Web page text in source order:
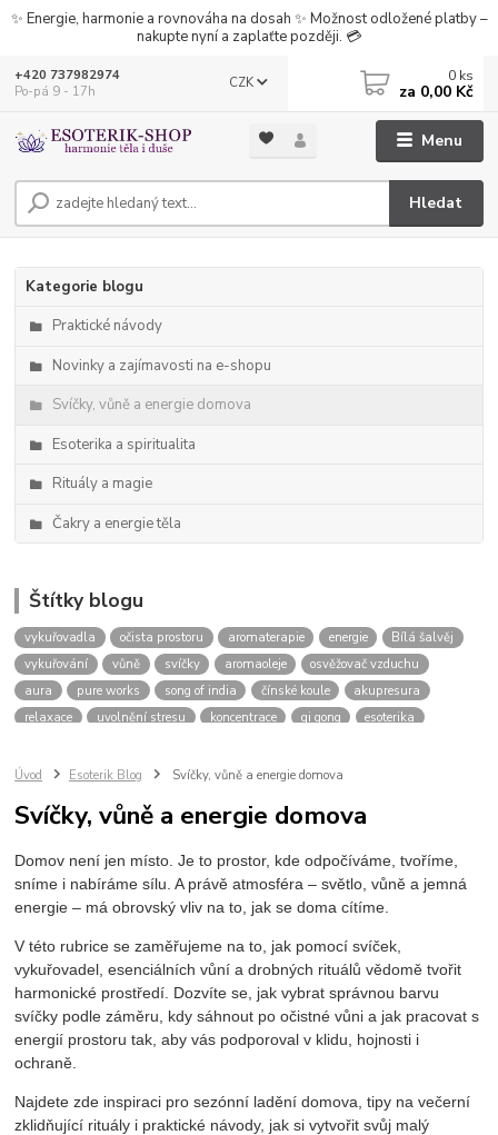
✨ Energie, harmonie a rovnováha na dosah ✨ Možnost odložené platby –
nakupte nyní a zaplaťte později. 💳
Menu
CZK
Hledat
+420 737982974
Po-pá 9 - 17h
0 ks
za 0,00 Kč
Kategorie blogu
Praktické návody
Novinky a zajímavosti na e-shopu
Svíčky, vůně a energie domova
Esoterika a spiritualita
Rituály a magie
Čakry a energie těla
Štítky blogu
vykuřovadla očista prostoru aromaterapie energie
Bílá šalvěj
vykuřování
vůně svíčky aromaoleje
osvěžovač vzduchu
aura
pure works song of india čínské koule
akupresura
relaxace
uvolnění stresu koncentrace qi gong
esoterika
oleje pro aromaterapii
pro relaxaci
pro meditaci
santalové dřevo
cedrové dřevo očistný rituál
energie domova
blokace čaker
zablokovaná čakra stres únava
Úvod Esoterik Blog Svíčky, vůně a energie domova
Svíčky, vůně a energie domova
Domov není jen místo. Je to prostor, kde odpočíváme, tvoříme,
sníme i nabíráme sílu. A právě atmosféra – světlo, vůně a jemná
energie – má obrovský vliv na to, jak se doma cítíme.
V této rubrice se zaměřujeme na to, jak pomocí svíček,
vykuřovadel, esenciálních vůní a drobných rituálů vědomě tvořit
harmonické prostředí. Dozvíte se, jak vybrat správnou barvu
svíčky podle záměru, kdy sáhnout po očistné vůni a jak pracovat s
energií prostoru tak, aby vás podporoval v klidu, hojnosti i
ochraně.
Najdete zde inspiraci pro sezónní ladění domova, tipy na večerní
zklidňující rituály i praktické návody, jak si vytvořit svůj malý